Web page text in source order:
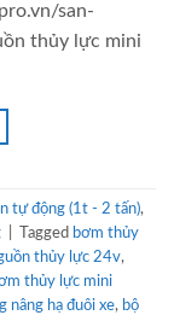
san-
thủy lực mini
tự động (1t - 2 tấn),
Tagged bơm thủy
thủy lực 24v,
thủy lực mini
nâng hạ đuôi xe, bộ